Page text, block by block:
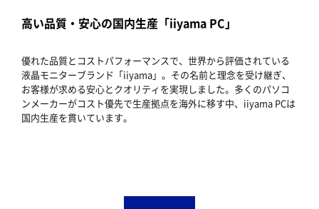
高い品質・安心の国内生産「iiyama PC」
優れた品質とコストパフォーマンスで、世界から評価されている
液晶モニターブランド「iiyama」。その名前と理念を受け継ぎ、
お客様が求める安心とクオリティを実現しました。多くのパソコ
ンメーカーがコスト優先で生産拠点を海外に移す中、iiyama PCは
国内生産を貫いています。